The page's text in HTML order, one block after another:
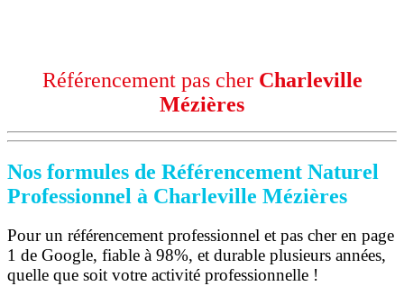
Référencement pas cher Charleville
Mézières
Nos formules de Référencement Naturel
Professionnel à Charleville Mézières
Pour un référencement professionnel et pas cher en page
1 de Google, fiable à 98%, et durable plusieurs années,
quelle que soit votre activité professionnelle !